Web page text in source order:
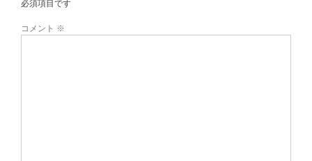
必須項目です
コメント ※